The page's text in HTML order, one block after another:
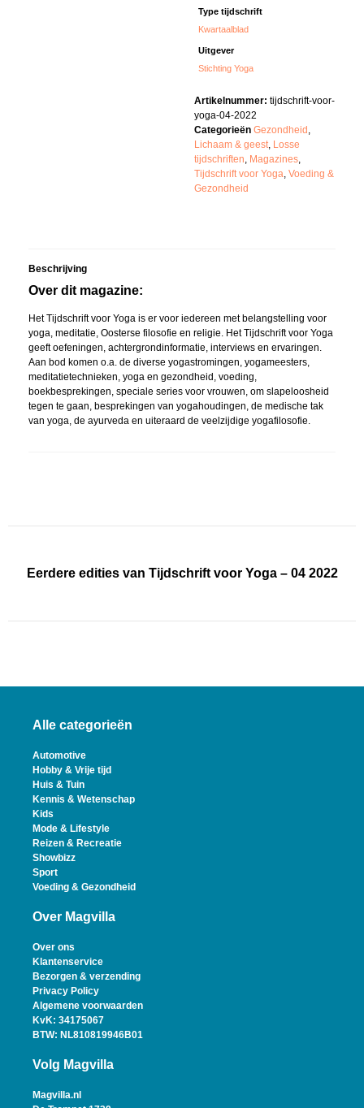
Type tijdschrift
Kwartaalblad
Uitgever
Stichting Yoga
Artikelnummer: tijdschrift-voor-
yoga-04-2022
Categorieën Gezondheid
Lichaam & geest Losse
tijdschriften Magazines
Tijdschrift voor Yoga Voeding &
Gezondheid
Beschrijving
Over dit magazine:
Het Tijdschrift voor Yoga is er voor iedereen met belangstelling voor
yoga, meditatie, Oosterse filosofie en religie. Het Tijdschrift voor Yoga
geeft oefeningen, achtergrondinformatie, interviews en ervaringen.
Aan bod komen o.a. de diverse yogastromingen, yogameesters,
meditatietechnieken, yoga en gezondheid, voeding,
boekbesprekingen, speciale series voor vrouwen, om slapeloosheid
tegen te gaan, besprekingen van yogahoudingen, de medische tak
van yoga, de ayurveda en uiteraard de veelzijdige yogafilosofie.
Eerdere edities van Tijdschrift voor Yoga – 04 2022
Alle categorieën
Automotive
Hobby & Vrije tijd
Huis & Tuin
Kennis & Wetenschap
Kids
Mode & Lifestyle
Reizen & Recreatie
Showbizz
Sport
Voeding & Gezondheid
Over Magvilla
Over ons
Klantenservice
Bezorgen & verzending
Privacy Policy
Algemene voorwaarden
KvK: 34175067
BTW: NL810819946B01
Volg Magvilla
Magvilla.nl